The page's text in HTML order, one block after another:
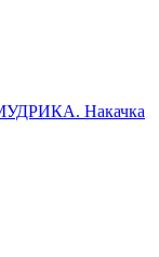
Накачка